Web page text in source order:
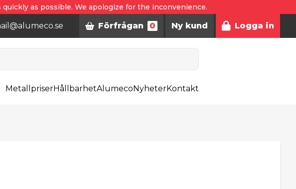
as possible. We apologize for the inconvenience.
Förfrågan 0 Ny kund Logga in
MetallpriserHållbarhetAlumecoNyheterKontakt